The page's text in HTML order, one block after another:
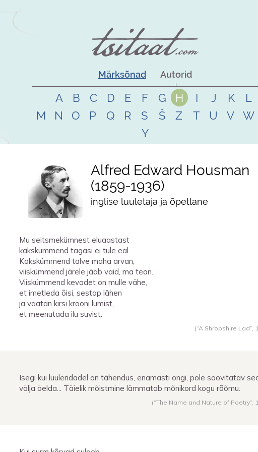
Märksõnad Autorid
A B C D E F G H I J K
L
M
N O P Q R S Š Z T U V
W
Y
Alfred Edward Housman
1859-1936
inglise luuletaja ja õpetlane
Mu seitsmekümnest eluaastast
kakskümmend tagasi ei tule eal.
Kakskümmend talve maha arvan,
viiskümmend järele jääb vaid, ma tean.
Viiskümmend kevadet on mulle vähe,
et imetleda õisi, sestap lähen
ja vaatan kirsi krooni lumist,
et meenutada ilu suvist.
(“A Shropshire Lad”,
Isegi kui luuleridadel on tähendus, enamasti ongi, pole soovitatav
välja öelda... Täielik mõistmine lämmatab mõnikord kogu rõõmu.
(“The Name and Nature of Poetry”,